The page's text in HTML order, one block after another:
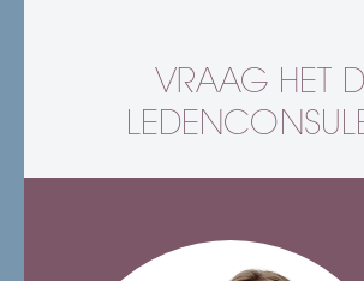
VRAAG HET